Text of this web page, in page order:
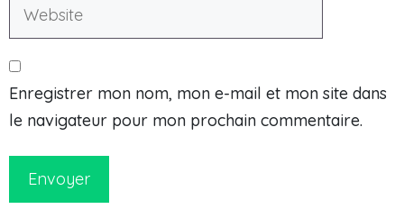
Enregistrer mon nom, mon e-mail et mon site dans
le navigateur pour mon prochain commentaire.
Envoyer